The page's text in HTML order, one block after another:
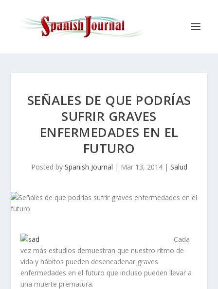
SEÑALES DE QUE PODRÍAS
SUFRIR GRAVES
ENFERMEDADES EN EL
FUTURO
Posted by Spanish Journal | Mar 13, 2014| Salud
Cada
vez más estudios demuestran que nuestro ritmo de
vida y hábitos pueden desencadenar graves
enfermedades en el futuro que incluso pueden llevar a
una muerte prematura.